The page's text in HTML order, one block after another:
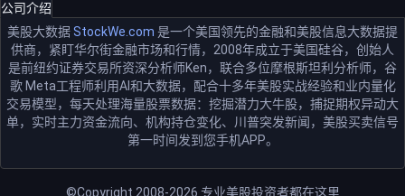
公司介绍
美股大数据StockWe.com 是一个美国领先的金融和美股信息大数据提
供商，紧盯华尔街金融市场和行情，2008年成立于美国硅谷，创始人
是前纽约证券交易所资深分析师Ken，联合多位摩根斯坦利分析师，谷
歌 Meta工程师利用AI和大数据，配合十多年美股实战经验和业内量化
交易模型，每天处理海量股票数据：挖掘潜力大牛股，捕捉期权异动大
单，实时主力资金流向、机构持仓变化、川普突发新闻，美股买卖信号
第一时间发到您手机APP。
©Copyright 2008-2026 专业美股投资者都在这里